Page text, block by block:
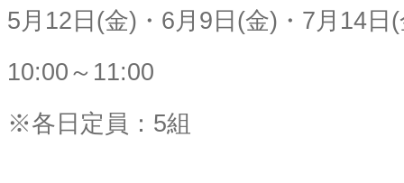
5月12日(金)・6月9日(金)・7月14日
10:00～11:00
※各日定員：5組